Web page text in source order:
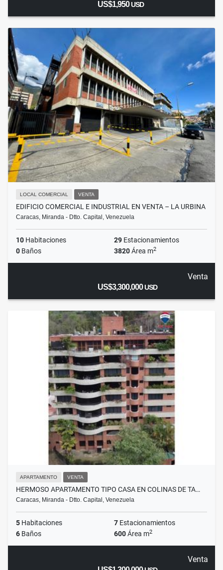
US$1,950USD
LOCAL COMERCIAL VENTA
EDIFICIO COMERCIAL E INDUSTRIAL EN VENTA – LA URBINA
Caracas, Miranda - Dtto. Capital, Venezuela
10 Habitaciones 29 Estacionamientos
0 Baños 3820Área m2
Venta
US$3,300,000USD
APARTAMENTO VENTA
HERMOSO APARTAMENTO TIPO CASA EN COLINAS DE TA…
Caracas, Miranda - Dtto. Capital, Venezuela
5 Habitaciones 7 Estacionamientos
6 Baños 600Área m2
Venta